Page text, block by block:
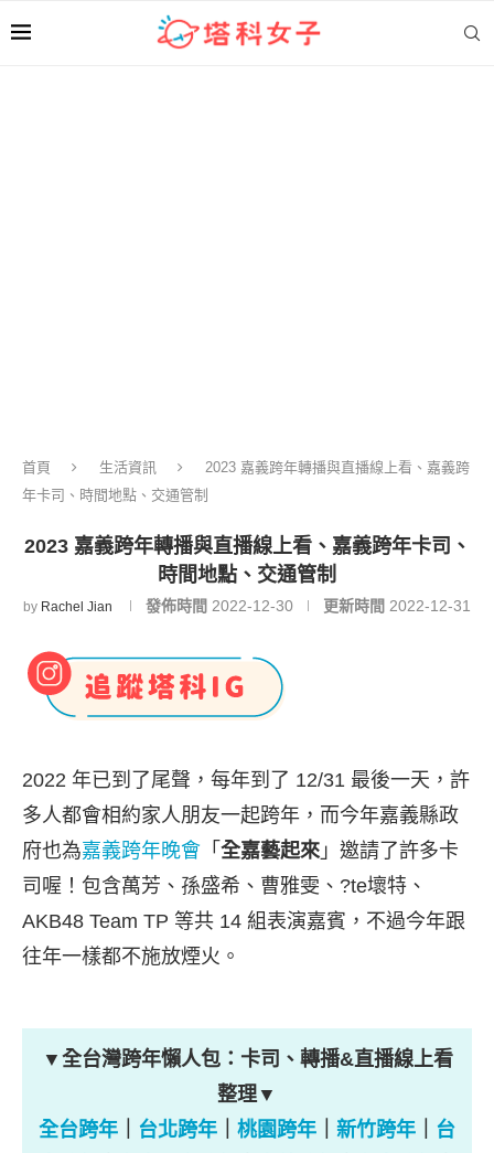
首頁 生活資訊
2023 嘉義跨年轉播與直播線上看、嘉義跨
年卡司、時間地點、交通管制
2023 嘉義跨年轉播與直播線上看、嘉義跨年卡司、
時間地點、交通管制
by Rachel Jian 發佈時間 2022-12-30 更新時間 2022-12-31
2022 年已到了尾聲，每年到了 12/31 最後一天，許
多人都會相約家人朋友一起跨年，而今年嘉義縣政
府也為嘉義跨年晚會 「 全嘉藝起來」邀請了許多卡
司喔！包含萬芳、孫盛希、曹雅雯、?te壞特、
AKB48 Team TP 等共 14 組表演嘉賓，不過今年跟
往年一樣都不施放煙火。
▼全台灣跨年懶人包：卡司、轉播&直播線上看
整理▼
全台跨年
台北跨年 桃園跨年 新竹跨年
台